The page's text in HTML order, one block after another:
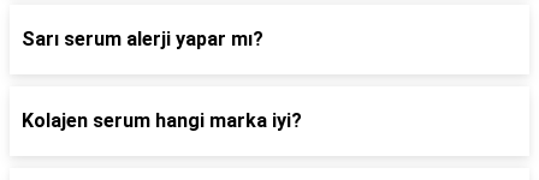
Sarı serum alerji yapar mı?
Kolajen serum hangi marka iyi?